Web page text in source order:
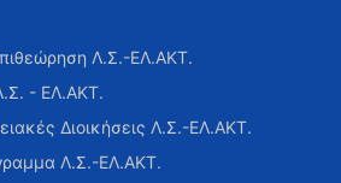
Λ.Σ.-ΕΛ.ΑΚΤ.
- ΕΛ.ΑΚΤ.
Διοικήσεις Λ.Σ.-ΕΛ.ΑΚΤ.
Λ.Σ.-ΕΛ.ΑΚΤ.